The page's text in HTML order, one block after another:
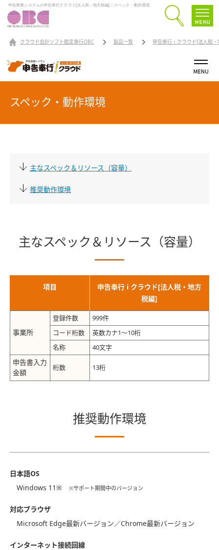
申告業務システムの申告奉行クラウド[法人税・地方税編]｜スペック・動作環境
クラウド会計ソフト勘定奉行OBC 製品一覧 申告奉行ｉクラウド[法人税・
スペック・動作環境
主なスペック＆リソース（容量）
推奨動作環境
主なスペック＆リソース（容量）
項目
申告奉行 i クラウド[法人税・地方
税編]
事業所
登録件数 999件
コード桁数 英数カナ1～10桁
名称 40文字
申告書入力
金額
桁数 13桁
推奨動作環境
⽇本語OS
Windows 11※ ※サポート期間中のバージョン
対応ブラウザ
Microsoft Edge最新バージョン／Chrome最新バージョン
インターネット接続回線